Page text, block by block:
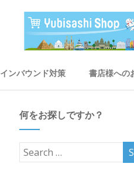
インバウンド対策 書店様への
何をお探しですか？